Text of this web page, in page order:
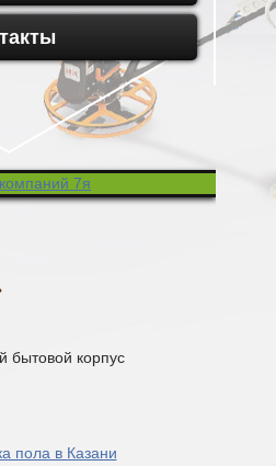
бытовой корпус